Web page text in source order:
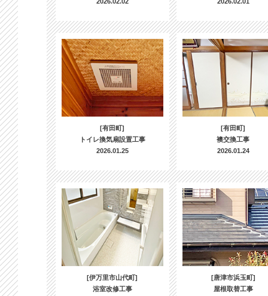
[有田町]
トイレ換気扇設置工事
2026.01.25
[有田町]
襖交換工事
2026.01.24
[伊万里市山代町]
浴室改修工事
[唐津市浜玉町]
屋根取替工事